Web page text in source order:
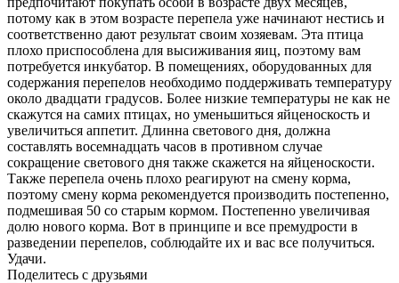
потому как в этом возрасте перепела уже начинают нестись и
соответственно дают результат своим хозяевам. Эта птица
плохо приспособлена для высиживания яиц, поэтому вам
потребуется инкубатор. В помещениях, оборудованных для
содержания перепелов необходимо поддерживать температуру
около двадцати градусов. Более низкие температуры не как не
скажутся на самих птицах, но уменьшиться яйценоскость и
увеличиться аппетит. Длинна светового дня, должна
составлять восемнадцать часов в противном случае
сокращение светового дня также скажется на яйценоскости.
Также перепела очень плохо реагируют на смену корма,
поэтому смену корма рекомендуется производить постепенно,
подмешивая 50 со старым кормом. Постепенно увеличивая
долю нового корма. Вот в принципе и все премудрости в
разведении перепелов, соблюдайте их и вас все получиться.
Удачи.
Поделитесь с друзьями